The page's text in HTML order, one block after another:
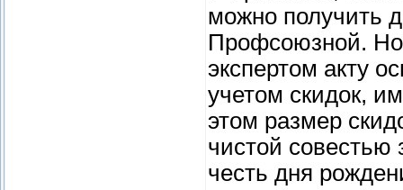
можно получить
Профсоюзной.
экспертом акту
учетом скидок,
этом размер
чистой совестью
честь дня